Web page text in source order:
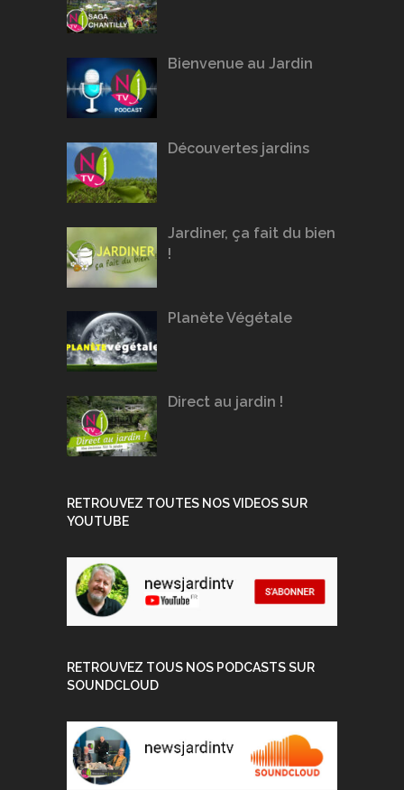
Bienvenue au Jardin
Découvertes jardins
Jardiner, ça fait du bien
!
Planète Végétale
Direct au jardin !
RETROUVEZ TOUTES NOS VIDEOS SUR
YOUTUBE
RETROUVEZ TOUS NOS PODCASTS SUR
SOUNDCLOUD